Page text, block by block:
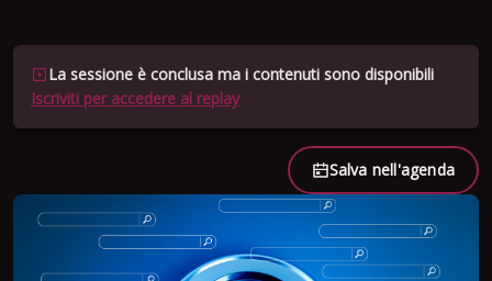
La sessione è conclusa ma i contenuti sono disponibili
Iscriviti per accedere al replay
Salva nell'agenda